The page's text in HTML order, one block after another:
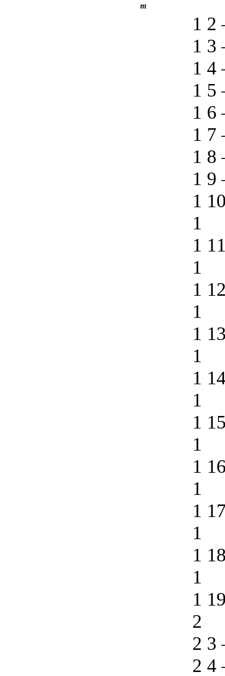
m
1 2
1 3
1 4
1 5
1 6
1 7
1 8
1 9
1
1
1
1
1
1
1
1
1
1
1
1
1
1
1
1
1
1
1
2
2 3
2 4